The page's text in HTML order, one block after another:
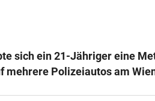
Co KG 2026
sich ein 21-Jähriger eine
mehrere Polizeiautos am